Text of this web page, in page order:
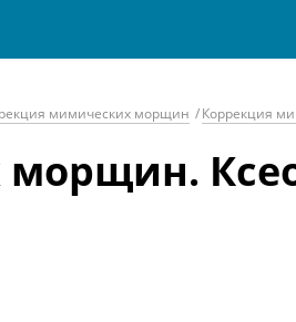
мимических морщин /Коррекция